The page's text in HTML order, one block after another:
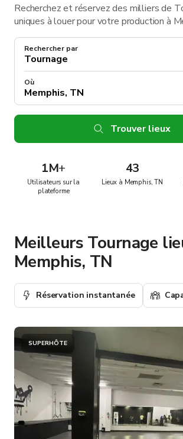
Recherchez et réservez des milliers de
uniques à louer pour votre production à
Rechercher par
Où
Trouver lieux
1M+
Utilisateurs sur la
plateforme
43
Lieux à Memphis, TN
Meilleurs Tournage
Memphis, TN
Réservation instantanée
SUPERHÔTE